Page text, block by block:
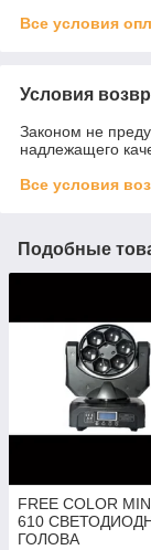
Все условия
Условия
Законом не
надлежащего
Все условия
Подобные
FREE COLOR
610
ГОЛОВА